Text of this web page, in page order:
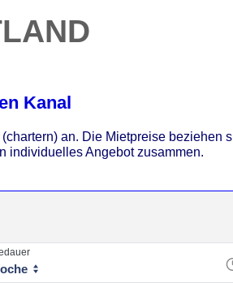
Kanal
an. Die Mietpreise beziehen
individuelles Angebot zusammen.